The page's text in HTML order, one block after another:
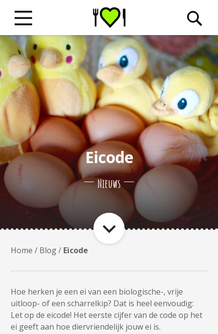
Eicode
Nieuws
Home / Blog/ Eicode
Hoe herken je een ei van een biologische-, vrije
uitloop- of een scharrelkip? Dat is heel eenvoudig:
Let op de eicode! Het eerste cijfer van de code op het
ei geeft aan hoe diervriendelijk jouw ei is.